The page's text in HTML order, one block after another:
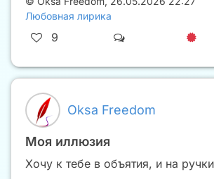
Любовная лирика
9
Oksa Freedom
Моя иллюзия
Хочу к тебе в объятия, и на